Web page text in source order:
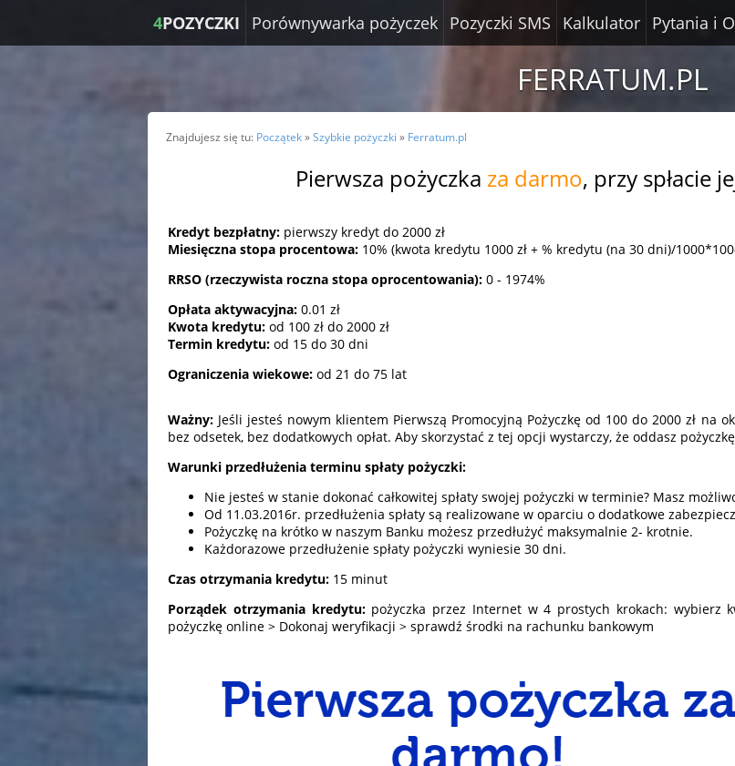
4POZYCZKI Porównywarka pożyczek Pozyczki SMS Kalkulator Pytania i
FERRATUM.PL
Znajdujesz się tu: Początek»Szybkie pożyczki » Ferratum.pl
Pierwsza pożyczka za darmo, przy spłacie
Kredyt bezpłatny: pierwszy kredyt do 2000 zł
Miesięczna stopa procentowa: 10% (kwota kredytu 1000 zł + % kredytu (na 30 dni)/
RRSO (rzeczywista roczna stopa oprocentowania): 0 - 1974%
Opłata aktywacyjna: 0.01 zł
Kwota kredytu: od 100 zł do 2000 zł
Termin kredytu: od 15 do 30 dni
Ograniczenia wiekowe: od 21 do 75 lat
Ważny: Jeśli jesteś nowym klientem Pierwszą Promocyjną Pożyczkę od 100 do 2000 zł na
bez odsetek, bez dodatkowych opłat. Aby skorzystać z tej opcji wystarczy, że oddasz
Warunki przedłużenia terminu spłaty pożyczki:
Nie jesteś w stanie dokonać całkowitej spłaty swojej pożyczki w terminie? Masz
Od 11.03.2016r. przedłużenia spłaty są realizowane w oparciu o dodatkowe
Pożyczkę na krótko w naszym Banku możesz przedłużyć maksymalnie 2- krotnie.
Każdorazowe przedłużenie spłaty pożyczki wyniesie 30 dni.
Czas otrzymania kredytu: 15 minut
Porządek otrzymania kredytu: pożyczka przez Internet w 4 prostych krokach: wybierz
pożyczkę online > Dokonaj weryfikacji > sprawdź środki na rachunku bankowym